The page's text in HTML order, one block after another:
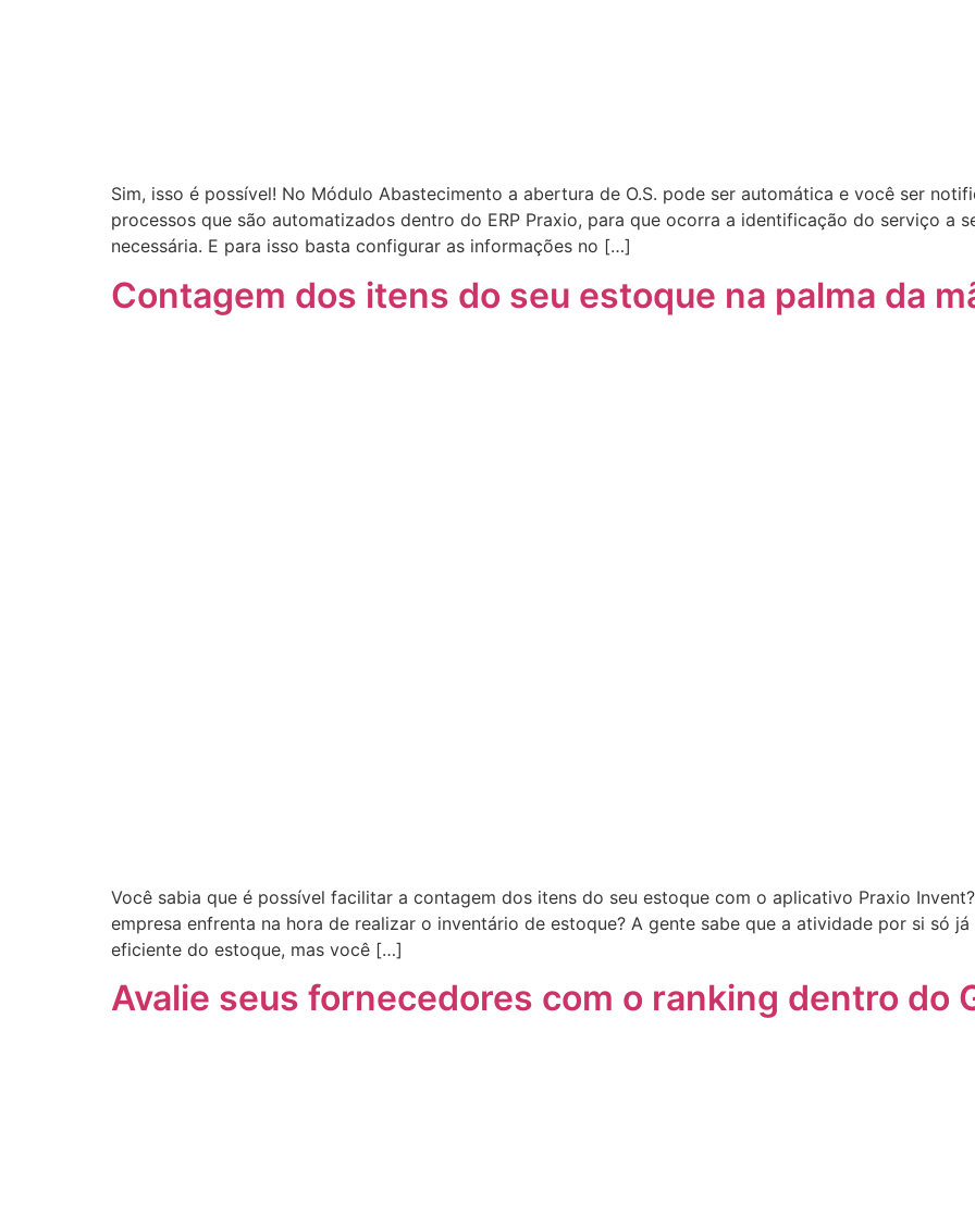
Sim, isso é possível! No Módulo Abastecimento a abertura de O.S. pode ser automática e você ser
processos que são automatizados dentro do ERP Praxio, para que ocorra a identificação do serviço a
necessária. E para isso basta configurar as informações no […]
Contagem dos itens do seu estoque na palma da
Você sabia que é possível facilitar a contagem dos itens do seu estoque com o aplicativo Praxio
empresa enfrenta na hora de realizar o inventário de estoque? A gente sabe que a atividade por si só
eficiente do estoque, mas você […]
Avalie seus fornecedores com o ranking dentro do